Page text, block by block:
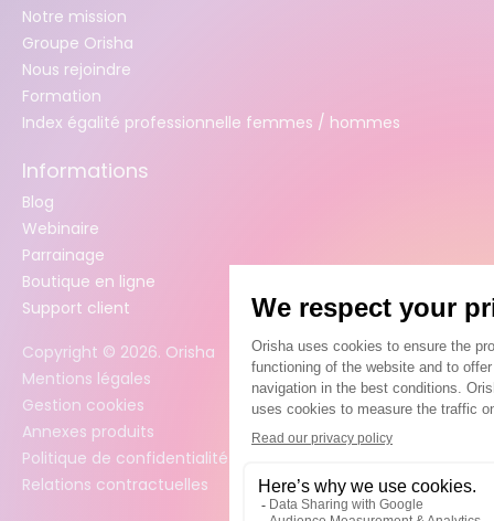
Notre mission
Groupe Orisha
Nous rejoindre
Formation
Index égalité professionnelle femmes / hommes
Informations
Blog
Webinaire
Parrainage
Boutique en ligne
Support client
Copyright © 2026. Orisha
Mentions légales
Gestion cookies
Annexes produits
Politique de confidentialité des données
Relations contractuelles